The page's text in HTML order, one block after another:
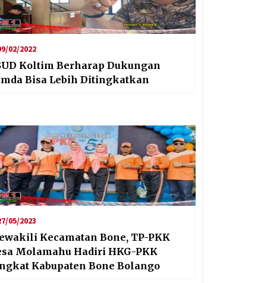
02/2022
Koltim Berharap Dukungan
Bisa Lebih Ditingkatkan
05/2023
Kecamatan Bone, TP-PKK
Molamahu Hadiri HKG-PKK
Kabupaten Bone Bolango